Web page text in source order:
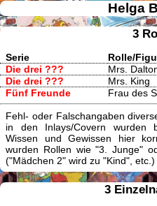
Helga
3
Serie Rolle/
Die drei ???
Mrs.
Die drei ???
Mrs. King
Fünf Freunde
Frau des
Fehl- oder Falschangaben
in den Inlays/Covern wurden
Wissen und Gewissen hier
wurden Rollen wie "3. Junge"
("Mädchen 2" wird zu "Kind", etc.)
3